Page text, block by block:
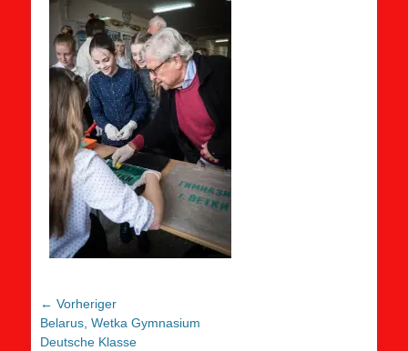
Beitragsnavigation
← Vorheriger
Vorheriger
Beitrag:
Belarus, Wetka Gymnasium
Deutsche Klasse